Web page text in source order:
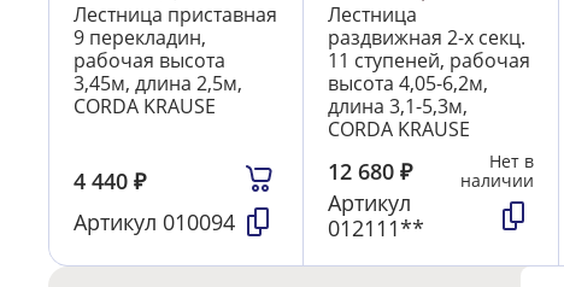
Лестница приставная
9 перекладин,
рабочая высота
3,45м, длина 2,5м,
CORDA KRAUSE
4 440 ₽
Артикул 010094
Лестница
раздвижная 2-х секц.
11 ступеней, рабочая
высота 4,05-6,2м,
длина 3,1-5,3м,
CORDA KRAUSE
12 680₽
Нет в
наличии
Артикул
012111**